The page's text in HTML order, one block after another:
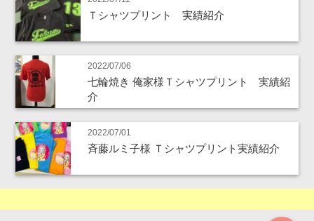
Ｔシャツプリント 実績紹介
2022/07/06
七輪焼き 俺家様Ｔシャツプリント 実績紹
介
2022/07/01
斉藤ルミ子様 Ｔシャツプリント実績紹介